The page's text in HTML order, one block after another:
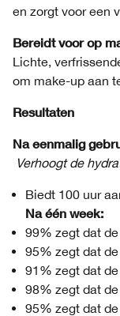
en zorgt voor een
Bereidt voor op
Lichte,
om make-up aan
Resultaten
Na eenmalig
Verhoogt de
Biedt 100 uur
Na één week:
99% zegt dat
95% zegt dat
91% zegt dat
98% zegt dat
95% zegt dat